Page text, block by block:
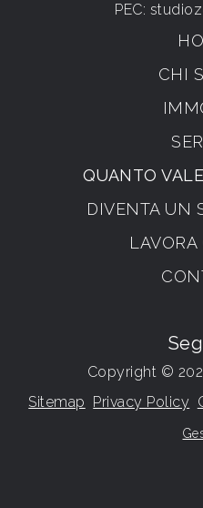
PEC:
CHI
QUANTO
DIVENTA UN
Copyright ©
Sitemap Privacy Policy